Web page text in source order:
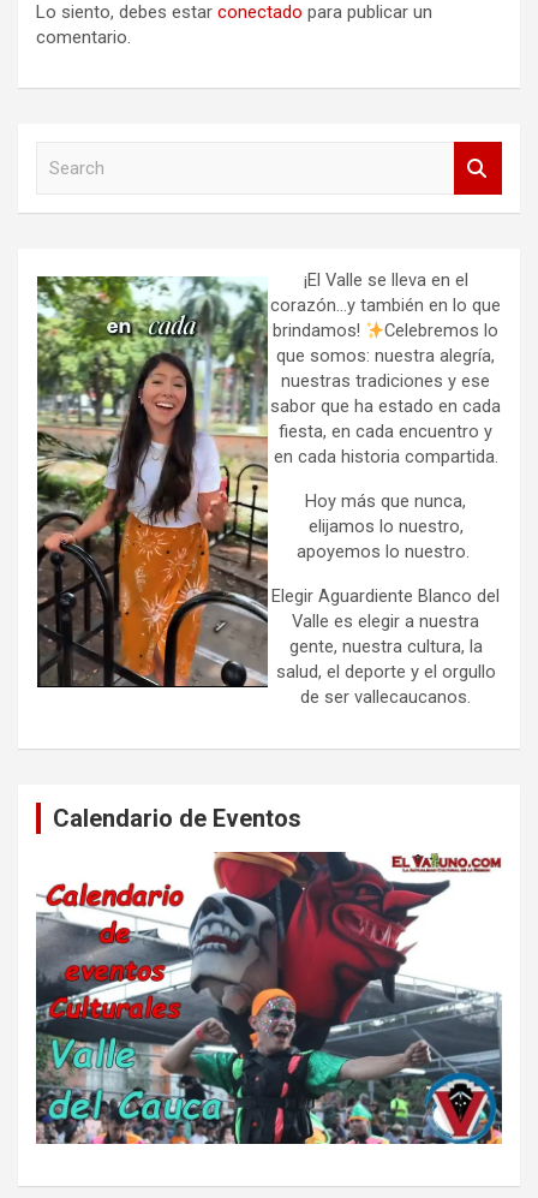
Lo siento, debes estar conectado para publicar un
comentario.
h
¡El Valle se lleva en el
corazón…y también en lo que
brindamos!
Celebremos lo
que somos: nuestra alegría,
nuestras tradiciones y ese
sabor que ha estado en cada
fiesta, en cada encuentro y
en cada historia compartida.
Hoy más que nunca,
elijamos lo nuestro,
apoyemos lo nuestro.
Elegir Aguardiente Blanco del
Valle es elegir a nuestra
gente, nuestra cultura, la
salud, el deporte y el orgullo
de ser vallecaucanos.
Calendario de Eventos